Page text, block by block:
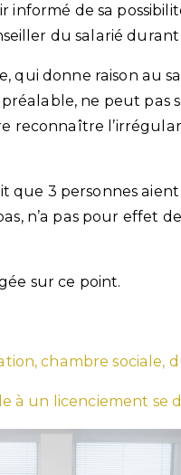
informé de sa
du salarié durant
qui donne raison au
ne peut
reconnaître
que 3 personnes
n’a pas pour effet
sur ce point.
chambre sociale,
à un licenciement se